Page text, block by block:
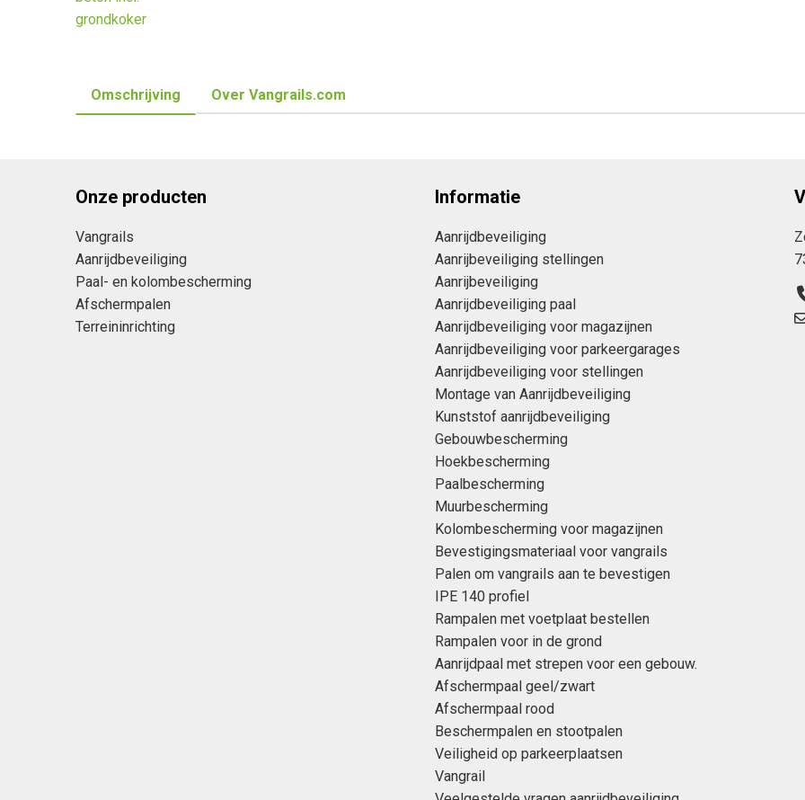
Omschrijving Over Vangrails.com
Onze producten
Vangrails
Aanrijdbeveiliging
Paal- en kolombescherming
Afschermpalen
Terreininrichting
Informatie
Aanrijdbeveiliging
Aanrijbeveiliging stellingen
Aanrijbeveiliging
Aanrijdbeveiliging paal
Aanrijdbeveiliging voor magazijnen
Aanrijdbeveiliging voor parkeergarages
Aanrijdbeveiliging voor stellingen
Montage van Aanrijdbeveiliging
Kunststof aanrijdbeveiliging
Gebouwbescherming
Hoekbescherming
Paalbescherming
Muurbescherming
Kolombescherming voor magazijnen
Bevestigingsmateriaal voor vangrails
Palen om vangrails aan te bevestigen
IPE 140 profiel
Rampalen met voetplaat bestellen
Rampalen voor in de grond
Aanrijdpaal met strepen voor een gebouw.
Afschermpaal geel/zwart
Afschermpaal rood
Beschermpalen en stootpalen
Veiligheid op parkeerplaatsen
Vangrail